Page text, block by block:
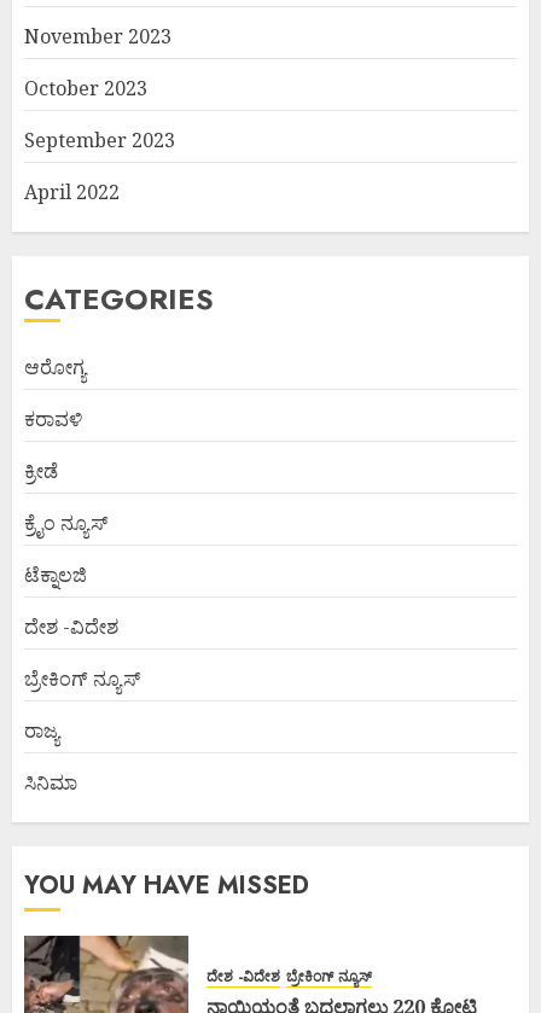
November 2023
October 2023
September 2023
April 2022
CATEGORIES
ಆರೋಗ್ಯ
ಕರಾವಳಿ
ಕ್ರೀಡೆ
ಕ್ರೈಂ ನ್ಯೂಸ್
ಟೆಕ್ನಾಲಜಿ
ದೇಶ -ವಿದೇಶ
ಬ್ರೇಕಿಂಗ್ ನ್ಯೂಸ್
ರಾಜ್ಯ
ಸಿನಿಮಾ
YOU MAY HAVE MISSED
ದೇಶ -ವಿದೇಶ ಬ್ರೇಕಿಂಗ್ ನ್ಯೂಸ್
ನಾಯಿಯಂತೆ ಬದಲಾಗಲು 220 ಕೋಟಿ